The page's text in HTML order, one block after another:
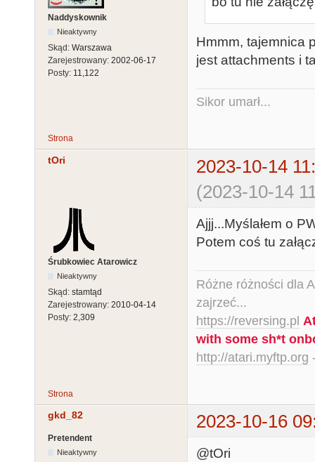
Naddyskownik
Nieaktywny
Skąd: Warszawa
Zarejestrowany: 2002-06-17
Posty: 11,122
Hmmm, tajemnica
jest attachments i
Sikor umarł...
Strona
tOri
2023-10-14
(2023-10-14
Śrubkowiec Atarowicz
Nieaktywny
Skąd: stamtąd
Zarejestrowany: 2010-04-14
Posty: 2,309
Ajjj...Myślałem o
Potem coś tu
Różne różności dla
zajrzeć...
https://reversing.pl
with some sh*t
http://atari.myftp.org
Strona
gkd_82 2023-10-16
Pretendent
Nieaktywny
@tOri